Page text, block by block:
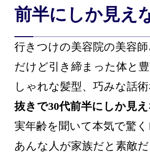
前半にしか見え
行きつけの美容院の美容
だけど引き締まった体と
しゃれな髪型、巧みな話術
抜きで30代前半にしか見え
実年齢を聞いて本気で驚く
あんな人が家族だと素敵